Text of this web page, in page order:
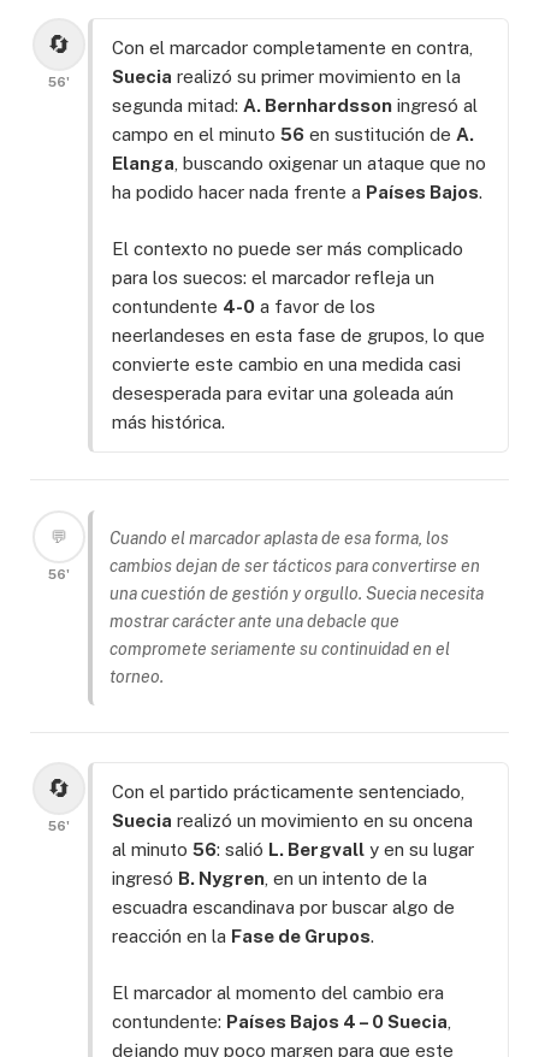
🔄
56'
Con el marcador completamente en contra,
Suecia realizó su primer movimiento en la
segunda mitad: A. Bernhardsson ingresó al
campo en el minuto 56 en sustitución de A.
Elanga , buscando oxigenar un ataque que no
ha podido hacer nada frente a Países Bajos.
El contexto no puede ser más complicado
para los suecos: el marcador refleja un
contundente 4-0 a favor de los
neerlandeses en esta fase de grupos, lo que
convierte este cambio en una medida casi
desesperada para evitar una goleada aún
más histórica.
💬
56'
Cuando el marcador aplasta de esa forma, los
cambios dejan de ser tácticos para convertirse en
una cuestión de gestión y orgullo. Suecia necesita
mostrar carácter ante una debacle que
compromete seriamente su continuidad en el
torneo.
🔄
56'
Con el partido prácticamente sentenciado,
Suecia realizó un movimiento en su oncena
al minuto 56: salió L. Bergvall y en su lugar
ingresó B. Nygren , en un intento de la
escuadra escandinava por buscar algo de
reacción en la Fase de Grupos.
El marcador al momento del cambio era
contundente: Países Bajos 4 – 0 Suecia,
dejando muy poco margen para que este